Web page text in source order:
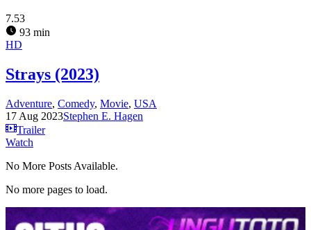
7.53
93 min
HD
Strays (2023)
Adventure, Comedy, Movie, USA
17 Aug 2023Stephen E. Hagen
Trailer
Watch
No More Posts Available.
No more pages to load.